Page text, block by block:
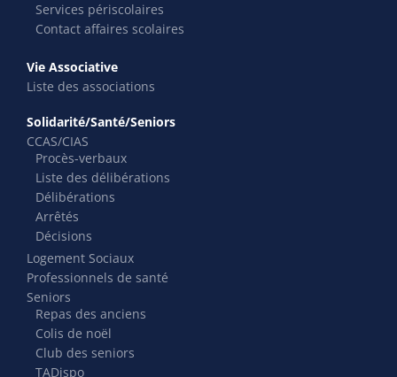
Services périscolaires
Contact affaires scolaires
Vie Associative
Liste des associations
Solidarité/Santé/Seniors
CCAS/CIAS
Procès-verbaux
Liste des délibérations
Délibérations
Arrêtés
Décisions
Logement Sociaux
Professionnels de santé
Seniors
Repas des anciens
Colis de noël
Club des seniors
TADispo